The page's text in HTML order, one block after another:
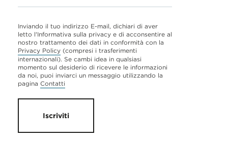
Inviando il tuo indirizzo E-mail, dichiari di aver
letto l'Informativa sulla privacy e di acconsentire al
nostro trattamento dei dati in conformità con la
Privacy Policy (compresi i trasferimenti
internazionali). Se cambi idea in qualsiasi
momento sul desiderio di ricevere le informazioni
da noi, puoi inviarci un messaggio utilizzando la
pagina Contatti
Iscriviti